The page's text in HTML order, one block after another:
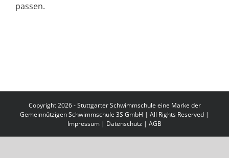
passen.
Copyright 2026 - Stuttgarter Schwimmschule eine Marke der
Gemeinnützigen Schwimmschule 3S GmbH | All Rights Reserved |
Impressum | Datenschutz | AGB